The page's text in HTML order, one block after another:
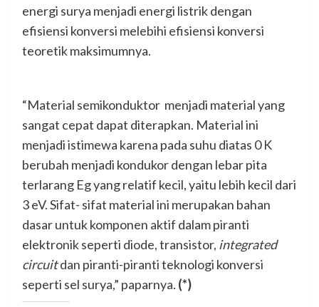
energi surya menjadi energi listrik dengan
efisiensi konversi melebihi efisiensi konversi
teoretik maksimumnya.
“Material semikonduktor menjadi material yang
sangat cepat dapat diterapkan. Material ini
menjadi istimewa karena pada suhu diatas 0 K
berubah menjadi kondukor dengan lebar pita
terlarang Eg yang relatif kecil, yaitu lebih kecil dari
3 eV. Sifat- sifat material ini merupakan bahan
dasar untuk komponen aktif dalam piranti
elektronik seperti diode, transistor, integrated
circuitdan piranti-piranti teknologi konversi
seperti sel surya,” paparnya. (*)